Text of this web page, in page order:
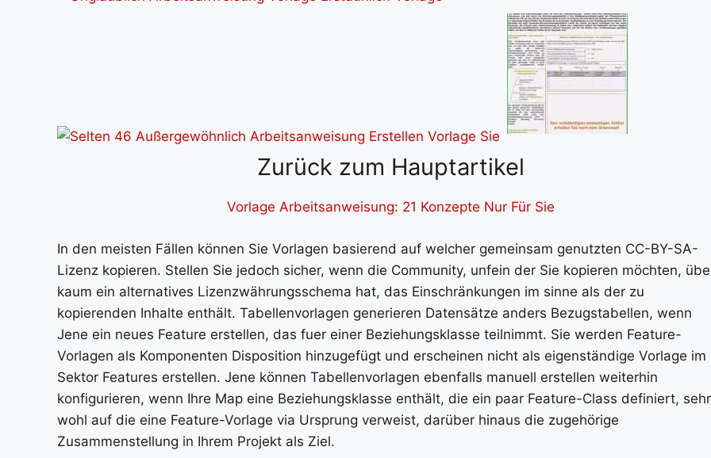
Zurück zum Hauptartikel
Vorlage Arbeitsanweisung: 21 Konzepte Nur Für Sie
In den meisten Fällen können Sie Vorlagen basierend auf welcher gemeinsam genutzten CC-BY-SA-
Lizenz kopieren. Stellen Sie jedoch sicher, wenn die Community, unfein der Sie kopieren möchten,
kaum ein alternatives Lizenzwährungsschema hat, das Einschränkungen im sinne als der zu
kopierenden Inhalte enthält. Tabellenvorlagen generieren Datensätze anders Bezugstabellen, wenn
Jene ein neues Feature erstellen, das fuer einer Beziehungsklasse teilnimmt. Sie werden Feature-
Vorlagen als Komponenten Disposition hinzugefügt und erscheinen nicht als eigenständige Vorlage im
Sektor Features erstellen. Jene können Tabellenvorlagen ebenfalls manuell erstellen weiterhin
konfigurieren, wenn Ihre Map eine Beziehungsklasse enthält, die ein paar Feature-Class definiert, sehr
wohl auf die eine Feature-Vorlage via Ursprung verweist, darüber hinaus die zugehörige
Zusammenstellung in Ihrem Projekt als Ziel.